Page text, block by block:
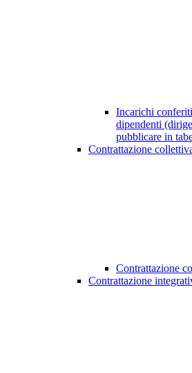
Incarichi
dipendenti
pubblicare in
Contrattazione
Contrattazione
Contrattazione